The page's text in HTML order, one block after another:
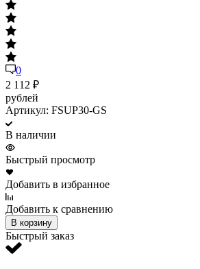
0
2 112 ₽
рублей
Артикул: FSUP30-GS
В наличии
Быстрый просмотр
Добавить в избранное
Добавить к сравнению
В корзину
Быстрый заказ